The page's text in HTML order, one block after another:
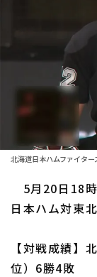
日程・結果
順位表･成績
1軍公式戦
ファーム東
ファーム西
選手名鑑ト
北海道
東北
埼玉西
ニュース
設定
北海道日本ハムファイタ
5月20日18
日本ハム対東
【対戦成績】
位）6勝4敗